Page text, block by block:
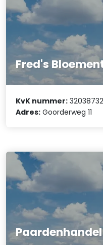
Fred's
KvK nummer: 32038732
Adres: Goorderweg 11